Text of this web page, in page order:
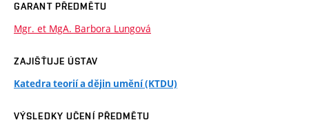
GARANT PŘEDMĚTU
Mgr. et MgA. Barbora Lungová
ZAJIŠŤUJE ÚSTAV
Katedra teorií a dějin umění (KTDU)
VÝSLEDKY UČENÍ PŘEDMĚTU